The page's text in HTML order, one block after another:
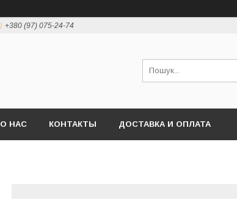
+380 (97) 075-24-74
О НАС КОНТАКТЫ ДОСТАВКА И ОПЛАТА